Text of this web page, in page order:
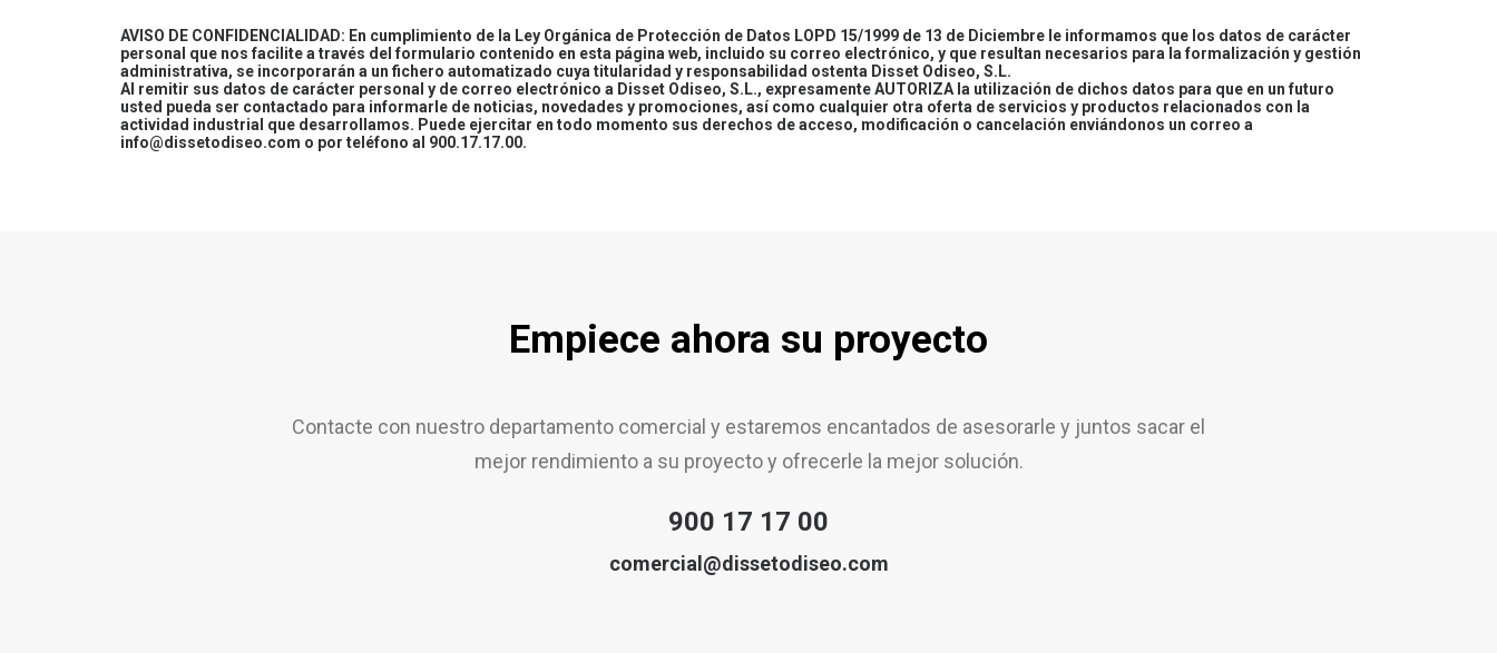
AVISO DE CONFIDENCIALIDAD: En cumplimiento de la Ley Orgánica de Protección de Datos LOPD 15/1999 de 13 de Diciembre le informamos que los datos de carácter
personal que nos facilite a través del formulario contenido en esta página web, incluido su correo electrónico, y que resultan necesarios para la formalización y gestión
administrativa, se incorporarán a un fichero automatizado cuya titularidad y responsabilidad ostenta Disset Odiseo, S.L.
Al remitir sus datos de carácter personal y de correo electrónico a Disset Odiseo, S.L., expresamente AUTORIZA la utilización de dichos datos para que en un futuro
usted pueda ser contactado para informarle de noticias, novedades y promociones, así como cualquier otra oferta de servicios y productos relacionados con la
actividad industrial que desarrollamos. Puede ejercitar en todo momento sus derechos de acceso, modificación o cancelación enviándonos un correo a
info@dissetodiseo.com o por teléfono al 900.17.17.00.
Empiece ahora su proyecto
Contacte con nuestro departamento comercial y estaremos encantados de asesorarle y juntos sacar el
mejor rendimiento a su proyecto y ofrecerle la mejor solución.
900 17 17 00
comercial@dissetodiseo.com